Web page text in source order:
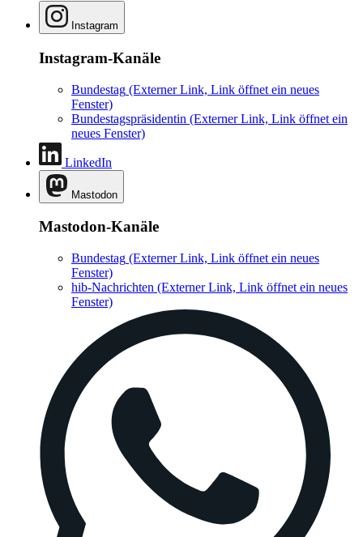
Instagram
Instagram-Kanäle
Bundestag (Externer Link, Link öffnet ein neues
Fenster)
Bundestagspräsidentin (Externer Link, Link öffnet ein
neues Fenster)
LinkedIn
Mastodon
Mastodon-Kanäle
Bundestag (Externer Link, Link öffnet ein neues
Fenster)
hib-Nachrichten (Externer Link, Link öffnet ein neues
Fenster)